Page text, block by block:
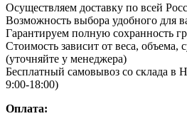
Осуществляем доставку по всей
Возможность выбора удобного для
Гарантируем полную сохранность
Стоимость зависит от веса, объема,
(уточняйте у менеджера)
Бесплатный самовывоз со склада в
9:00-18:00)
Оплата: